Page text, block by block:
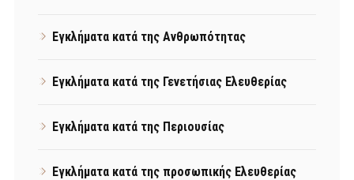
Εγκλήματα κατά της Ανθρωπότητας
Εγκλήματα κατά της Γενετήσιας Ελευθερίας
Εγκλήματα κατά της Περιουσίας
Εγκλήματα κατά της προσωπικής Ελευθερίας